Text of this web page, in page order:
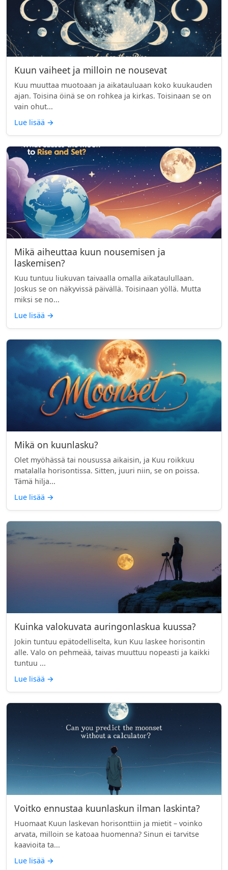
Kuun vaiheet ja milloin ne nousevat
Kuu muuttaa muotoaan ja aikatauluaan koko kuukauden
ajan. Toisina öinä se on rohkea ja kirkas. Toisinaan se on
vain ohut...
Lue lisää →
Mikä aiheuttaa kuun nousemisen ja
laskemisen?
Kuu tuntuu liukuvan taivaalla omalla aikataulullaan.
Joskus se on näkyvissä päivällä. Toisinaan yöllä. Mutta
miksi se no...
Lue lisää →
Mikä on kuunlasku?
Olet myöhässä tai nousussa aikaisin, ja Kuu roikkuu
matalalla horisontissa. Sitten, juuri niin, se on poissa.
Tämä hilja...
Lue lisää →
Kuinka valokuvata auringonlaskua kuussa?
Jokin tuntuu epätodelliselta, kun Kuu laskee horisontin
alle. Valo on pehmeää, taivas muuttuu nopeasti ja kaikki
tuntuu ...
Lue lisää →
Voitko ennustaa kuunlaskun ilman laskinta?
Huomaat Kuun laskevan horisonttiin ja mietit – voinko
arvata, milloin se katoaa huomenna? Sinun ei tarvitse
kaavioita ta...
Lue lisää →